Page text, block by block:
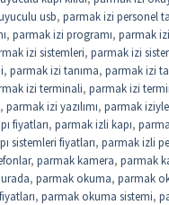
usb, parmak izi personel
, parmak izi programı, parmak
izi sistemleri, parmak izi
, parmak izi tanıma, parmak izi
izi terminali, parmak izi
, parmak izi yazılımı, parmak iziyle
fiyatları, parmak izli kapı,
sistemleri fiyatları, parmak izli
, parmak kamera, parmak
, parmak okuma, parmak
, parmak okuma sistemi,